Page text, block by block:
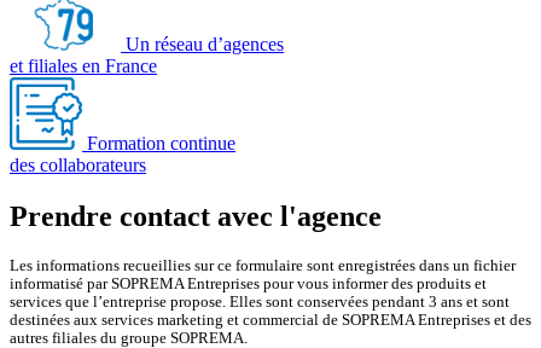
Un réseau d’agences
et filiales en France
Formation continue
des collaborateurs
Prendre contact avec l'agence
Les informations recueillies sur ce formulaire sont enregistrées dans un fichier
informatisé par SOPREMA Entreprises pour vous informer des produits et
services que l’entreprise propose. Elles sont conservées pendant 3 ans et sont
destinées aux services marketing et commercial de SOPREMA Entreprises et des
autres filiales du groupe SOPREMA.